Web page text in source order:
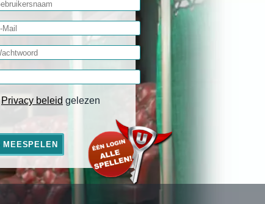
Privacy beleid gelezen